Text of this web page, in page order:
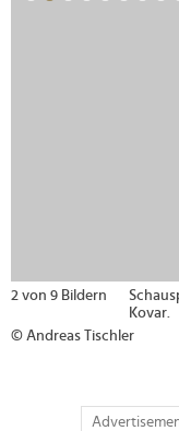
2 von 9 Bildern
Kovar.
© Andreas Tischler